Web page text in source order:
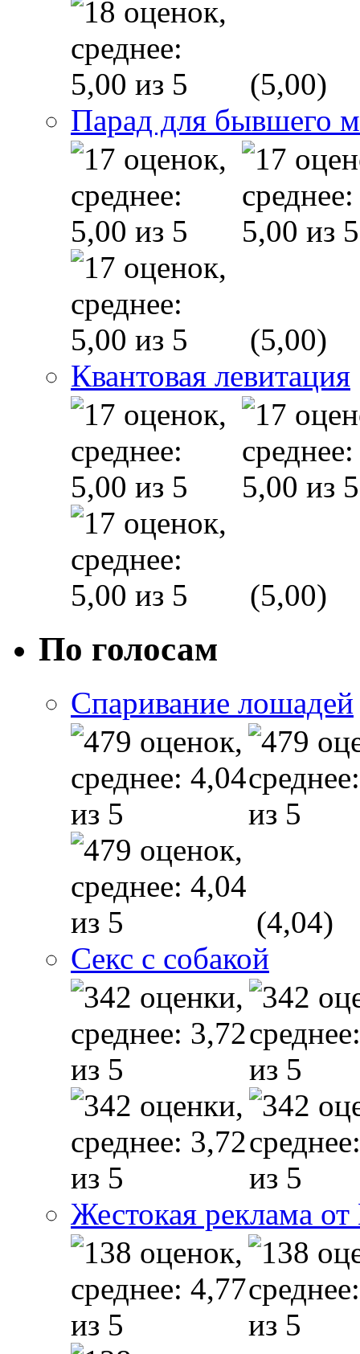
(5,00)
Парад для бывшего
(5,00)
Квантовая левитация
(5,00)
По голосам
Спаривание лошадей
(4,04)
Секс с собакой
Жестокая реклама